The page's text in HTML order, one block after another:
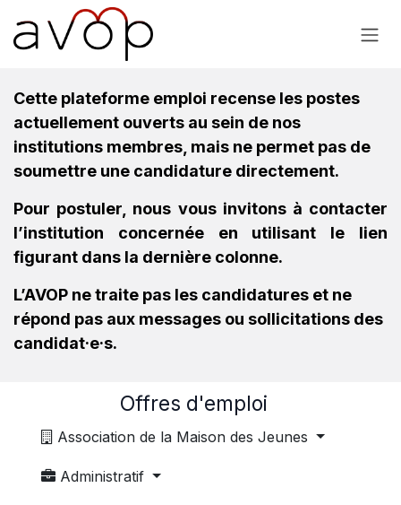
Se rendre au contenu
Cette plateforme emploi recense les postes
actuellement ouverts au sein de nos
institutions membres, mais ne permet pas de
soumettre une candidature directement.
Pour postuler, nous vous invitons à contacter
l’institution concernée en utilisant le lien
figurant dans la dernière colonne.
L’AVOP ne traite pas les candidatures et ne
répond pas aux messages ou sollicitations des
candidat·e·s.
Offres d'emploi
Association de la Maison des Jeunes
Administratif